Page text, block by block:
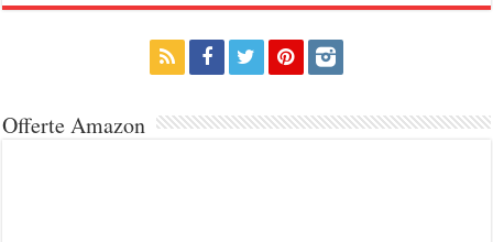
Offerte Amazon